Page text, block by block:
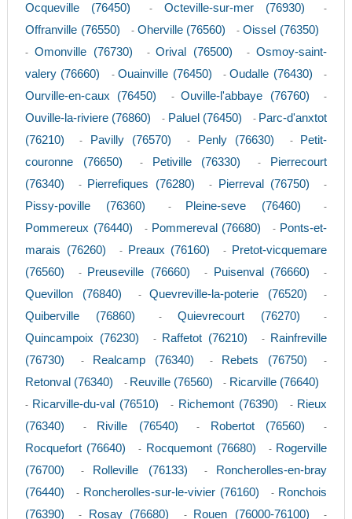
Ocqueville (76450) - Octeville-sur-mer (76930) -
Offranville (76550) - Oherville (76560) -Oissel (76350)
- Omonville (76730) -Orival (76500) -Osmoy-saint-
valery (76660)
-Ouainville (76450) -Oudalle (76430) -
Ourville-en-caux (76450) -Ouville-l'abbaye (76760) -
Ouville-la-riviere (76860) - Paluel (76450) - Parc-d'anxtot
(76210)
- Pavilly (76570) - Penly (76630) -
Petit-
couronne (76650)
- Petiville (76330) -
Pierrecourt
(76340)
- Pierrefiques (76280) - Pierreval (76750) -
Pissy-poville (76360) - Pleine-seve (76460) -
Pommereux (76440) - Pommereval (76680) - Ponts-et-
marais (76260)
- Preaux (76160) -
Pretot-vicquemare
(76560)
- Preuseville (76660) - Puisenval (76660) -
Quevillon (76840) -Quevreville-la-poterie (76520) -
Quiberville (76860) - Quievrecourt (76270) -
Quincampoix (76230) - Raffetot (76210) -
Rainfreville
(76730)
- Realcamp (76340) - Rebets (76750) -
Retonval (76340) - Reuville (76560) - Ricarville (76640)
- Ricarville-du-val (76510) - Richemont (76390) - Rieux
(76340)
- Riville (76540) - Robertot (76560) -
Rocquefort (76640) - Rocquemont (76680) - Rogerville
(76700)
- Rolleville (76133) -
Roncherolles-en-bray
(76440)
- Roncherolles-sur-le-vivier (76160) - Ronchois
(76390)
- Rosay (76680) - Rouen (76000-76100) -